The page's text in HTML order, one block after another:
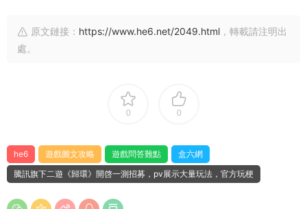
原文鏈接： https://www.he6.net/2049.html ，轉載請注明出
處。
0 0
he6 遊戲圖文攻略 遊戲問答難點
盒六網
騰訊旗下二遊《歸環》開啓一測招募，pv展示大量玩法，官方玩梗